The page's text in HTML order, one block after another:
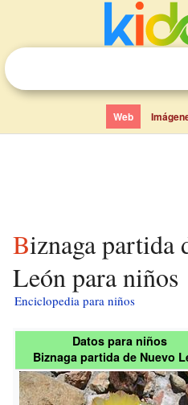
Web
Biznaga partida de Nuevo
León para niños
Enciclopedia para niños
Datos para niños
Biznaga partida de Nuevo